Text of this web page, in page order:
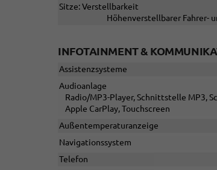
Sitze: Verstellbarkeit
Höhenverstellbarer Fahrer-
INFOTAINMENT &
Assistenzsysteme
Audioanlage
Radio/MP3-Player, Schnittstelle MP3,
Apple CarPlay, Touchscreen
Außentemperaturanzeige
Navigationssystem
Telefon